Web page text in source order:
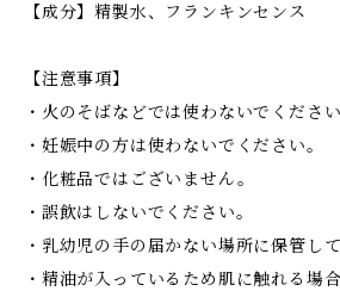
【成分】精製水、フランキンセンス
【注意事項】
・火のそばなどでは使わないでください
・妊娠中の方は使わないでください。
・化粧品ではございません。
・誤飲はしないでください。
・乳幼児の手の届かない場所に保管し
・精油が入っているため肌に触れる場